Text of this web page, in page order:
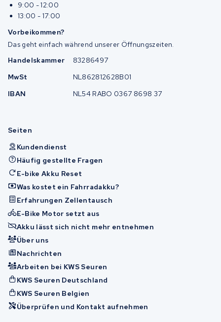
9:00 - 12:00
13:00 - 17:00
Vorbeikommen?
Das geht einfach während unserer Öffnungszeiten.
Handelskammer
83286497
MwSt
NL862812628B01
IBAN
NL54 RABO 0367 8698 37
Seiten
Kundendienst
Häufig gestellte Fragen
E-bike Akku Reset
Was kostet ein Fahrradakku?
Erfahrungen Zellentausch
E-Bike Motor setzt aus
Akku lässt sich nicht mehr entnehmen
Über uns
Nachrichten
Arbeiten bei KWS Seuren
KWS Seuren Deutschland
KWS Seuren Belgien
Überprüfen und Kontakt aufnehmen